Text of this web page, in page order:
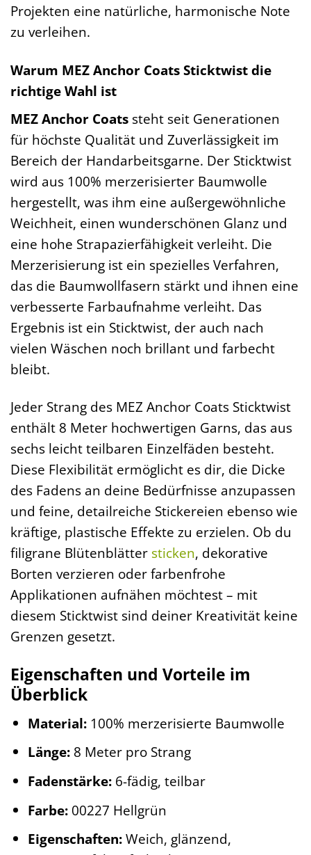
Projekten eine natürliche, harmonische Note
zu verleihen.
Warum MEZ Anchor Coats Sticktwist die
richtige Wahl ist
MEZ Anchor Coats steht seit Generationen
für höchste Qualität und Zuverlässigkeit im
Bereich der Handarbeitsgarne. Der Sticktwist
wird aus 100% merzerisierter Baumwolle
hergestellt, was ihm eine außergewöhnliche
Weichheit, einen wunderschönen Glanz und
eine hohe Strapazierfähigkeit verleiht. Die
Merzerisierung ist ein spezielles Verfahren,
das die Baumwollfasern stärkt und ihnen eine
verbesserte Farbaufnahme verleiht. Das
Ergebnis ist ein Sticktwist, der auch nach
vielen Wäschen noch brillant und farbecht
bleibt.
Jeder Strang des MEZ Anchor Coats Sticktwist
enthält 8 Meter hochwertigen Garns, das aus
sechs leicht teilbaren Einzelfäden besteht.
Diese Flexibilität ermöglicht es dir, die Dicke
des Fadens an deine Bedürfnisse anzupassen
und feine, detailreiche Stickereien ebenso wie
kräftige, plastische Effekte zu erzielen. Ob du
filigrane Blütenblätter sticken, dekorative
Borten verzieren oder farbenfrohe
Applikationen aufnähen möchtest – mit
diesem Sticktwist sind deiner Kreativität keine
Grenzen gesetzt.
Eigenschaften und Vorteile im
Überblick
Material:100% merzerisierte Baumwolle
Länge:8 Meter pro Strang
Fadenstärke:6-fädig, teilbar
Farbe:00227 Hellgrün
Eigenschaften:Weich, glänzend,